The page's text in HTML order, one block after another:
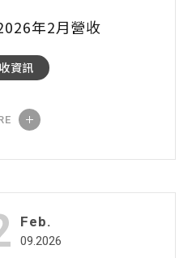
年2月營收
資訊
Feb.
09.2026